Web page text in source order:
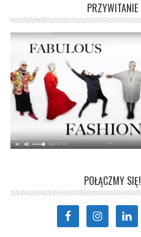
PRZYWITANIE
POŁĄCZMY SIĘ!